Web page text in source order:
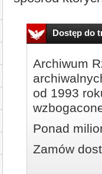
Dostęp do
Archiwum
od 1993
Ponad
Zamów